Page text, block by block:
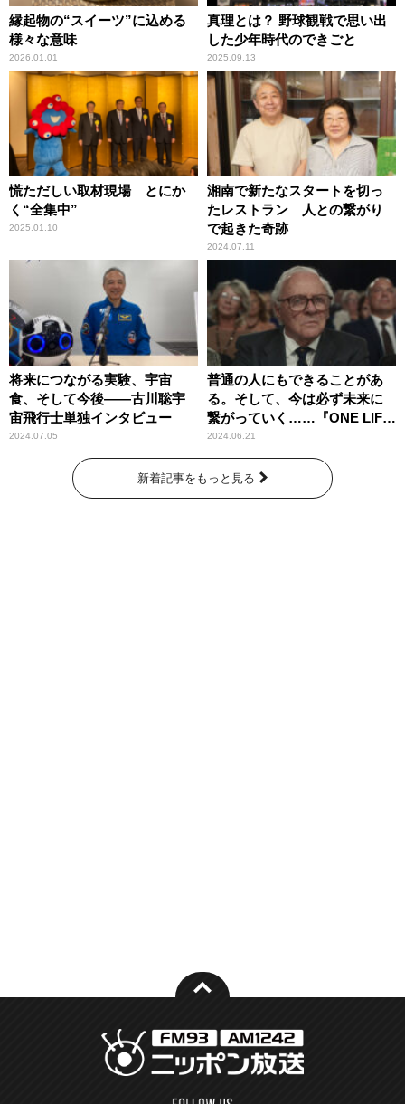
縁起物の“スイーツ”に込める
様々な意味
2026.01.01
真理とは？ 野球観戦で思い出
した少年時代のできごと
2025.09.13
慌ただしい取材現場 とにか
く“全集中”
2025.01.10
湘南で新たなスタートを切っ
たレストラン 人との繋がり
で起きた奇跡
2024.07.11
将来につながる実験、宇宙
食、そして今後――古川聡宇
宙飛行士単独インタビュー
2024.07.05
普通の人にもできることがあ
る。そして、今は必ず未来に
繋がっていく……『ONE LIFE
奇跡が繋いだ6000の命』
2024.06.21
新着記事をもっと見る